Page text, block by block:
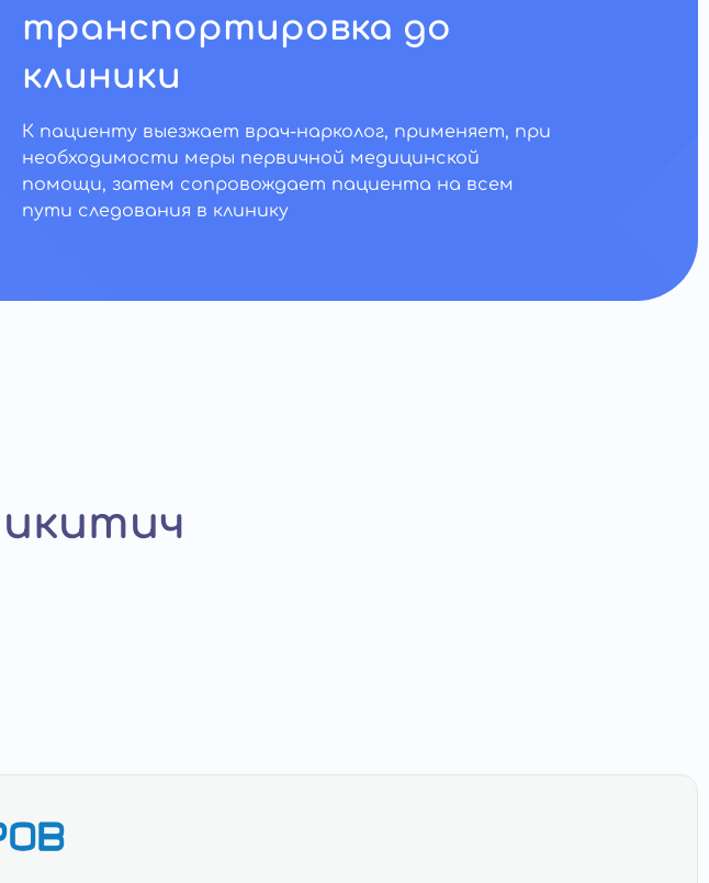
транспортировка до
клиники
К пациенту выезжает врач-нарколог, применяет, при
необходимости меры первичной медицинской
помощи, затем сопровождает пациента на всем
пути следования в клинику